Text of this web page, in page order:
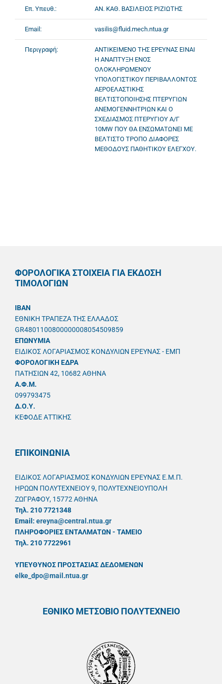
Επ. Υπευθ.: ΑΝ. ΚΑΘ. ΒΑΣΙΛΕΙΟΣ ΡΙΖΙΩΤΗΣ
Email: vasilis@fluid.mech.ntua.gr
Περιγραφή:
ΑΝΤΙΚΕΙΜΕΝΟ ΤΗΣ ΕΡΕΥΝΑΣ ΕΙΝΑΙ
Η ΑΝΑΠΤΥΞΗ ΕΝΟΣ
ΟΛΟΚΛΗΡΩΜΕΝΟΥ
ΥΠΟΛΟΓΙΣΤΙΚΟΥ ΠΕΡΙΒΑΛΛΟΝΤΟΣ
ΑΕΡΟΕΛΑΣΤΙΚΗΣ
ΒΕΛΤΙΣΤΟΠΟΙΗΣΗΣ ΠΤΕΡΥΓΙΩΝ
ΑΝΕΜΟΓΕΝΝΗΤΡΙΩΝ ΚΑΙ Ο
ΣΧΕΔΙΑΣΜΟΣ ΠΤΕΡΥΓΙΟΥ Α/Γ
10MW ΠΟΥ ΘΑ ΕΝΣΩΜΑΤΩΝΕΙ ΜΕ
ΒΕΛΤΙΣΤΟ ΤΡΟΠΟ ΔΙΑΦΟΡΕΣ
ΜΕΘΟΔΟΥΣ ΠΑΘΗΤΙΚΟΥ ΕΛΕΓΧΟΥ.
ΦΟΡΟΛΟΓΙΚΑ ΣΤΟΙΧΕΙΑ ΓΙΑ ΕΚΔΟΣΗ
ΤΙΜΟΛΟΓΙΩΝ
IBAN
ΕΘΝΙΚΗ ΤΡΑΠΕΖΑ ΤΗΣ ΕΛΛΑΔΟΣ
GR4801100800000008054509859
ΕΠΩΝΥΜΙΑ
ΕΙΔΙΚΟΣ ΛΟΓΑΡΙΑΣΜΟΣ ΚΟΝΔΥΛΙΩΝ ΕΡΕΥΝΑΣ - ΕΜΠ
ΦΟΡΟΛΟΓΙΚΗ ΕΔΡΑ
ΠΑΤΗΣΙΩΝ 42, 10682 ΑΘΗΝΑ
A.Φ.Μ.
099793475
Δ.Ο.Υ.
ΚΕΦΟΔΕ ΑΤΤΙΚΗΣ
ΕΠΙΚΟΙΝΩΝΙΑ
ΕΙΔΙΚΟΣ ΛΟΓΑΡΙΑΣΜΟΣ ΚΟΝΔΥΛΙΩΝ ΕΡΕΥΝΑΣ Ε.Μ.Π.
ΗΡΩΩΝ ΠΟΛΥΤΕΧΝΕΙΟΥ 9, ΠΟΛΥΤΕΧΝΕΙΟΥΠΟΛΗ
ΖΩΓΡΑΦΟΥ, 15772 ΑΘΗΝΑ
Τηλ. 210 7721348
Email: ereyna@central.ntua.gr
ΠΛΗΡΟΦΟΡΙΕΣ ΕΝΤΑΛΜΑΤΩΝ - ΤΑΜΕΙΟ
Τηλ. 210 7722961
ΥΠΕΥΘYΝΟΣ ΠΡΟΣΤΑΣΙΑΣ ΔΕΔΟΜΕΝΩΝ
elke_dpo@mail.ntua.gr
ΕΘΝΙΚΟ ΜΕΤΣΟΒΙΟ ΠΟΛΥΤΕΧΝΕΙΟ